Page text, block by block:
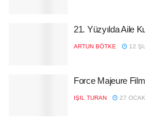
21. Yüzyılda Aile
ARTUN BÖTKE 12
Force Majeure Filmi
IŞIL TURAN 27